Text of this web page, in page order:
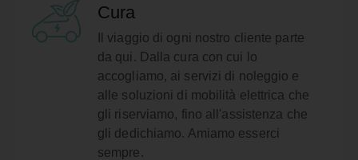
Cura
Il viaggio di ogni nostro cliente parte
da qui. Dalla cura con cui lo
accogliamo, ai servizi di noleggio e
alle soluzioni di mobilità elettrica che
gli riserviamo, fino all'assistenza che
gli dedichiamo. Amiamo esserci
sempre.